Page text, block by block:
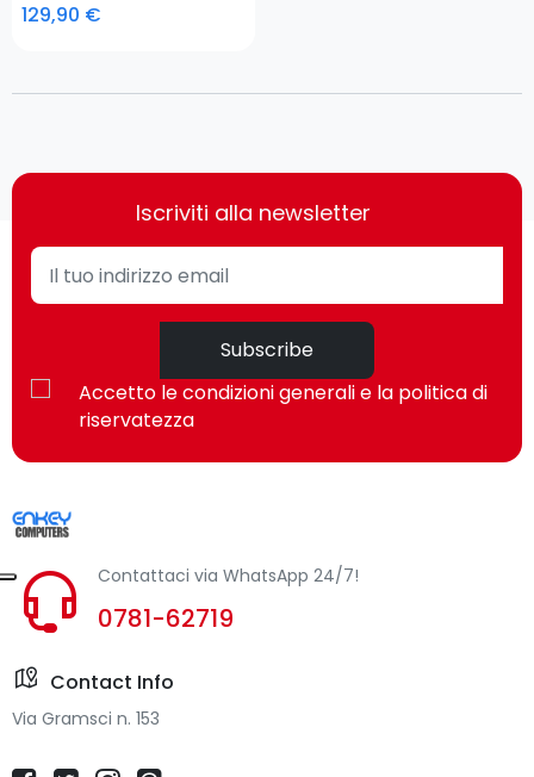
129,90 €
Iscriviti alla newsletter
Subscribe
Accetto le condizioni generali e la politica di
riservatezza
Contattaci via WhatsApp 24/7!
0781-62719
Contact Info
Via Gramsci n. 153